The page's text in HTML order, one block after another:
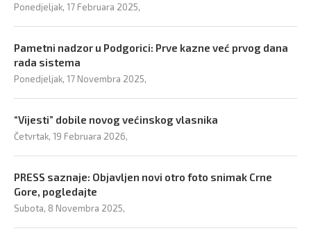
Ponedjeljak, 17 Februara 2025,
Pametni nadzor u Podgorici: Prve kazne već prvog dana
rada sistema
Ponedjeljak, 17 Novembra 2025,
“Vijesti” dobile novog većinskog vlasnika
Četvrtak, 19 Februara 2026,
PRESS saznaje: Objavljen novi otro foto snimak Crne
Gore, pogledajte
Subota, 8 Novembra 2025,